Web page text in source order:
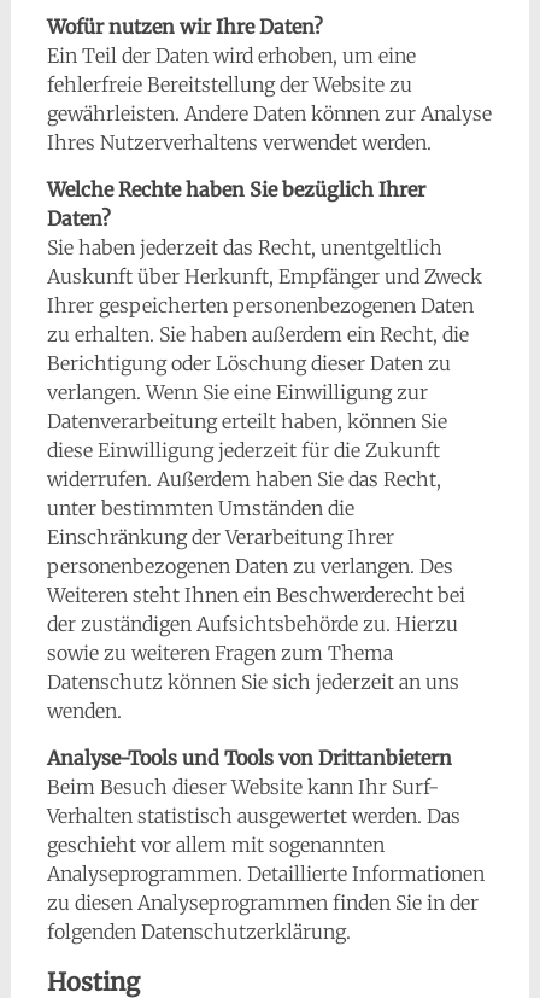
Wofür nutzen wir Ihre Daten?
Ein Teil der Daten wird erhoben, um eine
fehlerfreie Bereitstellung der Website zu
gewährleisten. Andere Daten können zur Analyse
Ihres Nutzerverhaltens verwendet werden.
Welche Rechte haben Sie bezüglich Ihrer
Daten?
Sie haben jederzeit das Recht, unentgeltlich
Auskunft über Herkunft, Empfänger und Zweck
Ihrer gespeicherten personenbezogenen Daten
zu erhalten. Sie haben außerdem ein Recht, die
Berichtigung oder Löschung dieser Daten zu
verlangen. Wenn Sie eine Einwilligung zur
Datenverarbeitung erteilt haben, können Sie
diese Einwilligung jederzeit für die Zukunft
widerrufen. Außerdem haben Sie das Recht,
unter bestimmten Umständen die
Einschränkung der Verarbeitung Ihrer
personenbezogenen Daten zu verlangen. Des
Weiteren steht Ihnen ein Beschwerderecht bei
der zuständigen Aufsichtsbehörde zu. Hierzu
sowie zu weiteren Fragen zum Thema
Datenschutz können Sie sich jederzeit an uns
wenden.
Analyse-Tools und Tools von Drittanbietern
Beim Besuch dieser Website kann Ihr Surf-
Verhalten statistisch ausgewertet werden. Das
geschieht vor allem mit sogenannten
Analyseprogrammen. Detaillierte Informationen
zu diesen Analyseprogrammen finden Sie in der
folgenden Datenschutzerklärung.
Hosting